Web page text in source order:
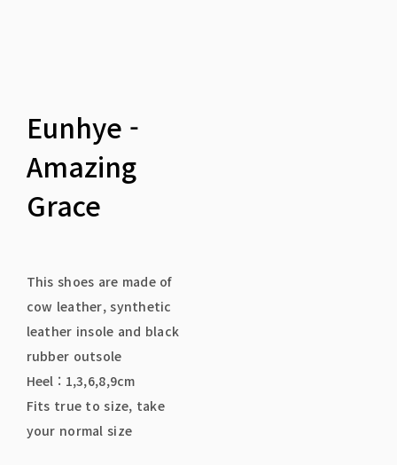
Eunhye -
Amazing
Grace
This shoes are made of
cow leather, synthetic
leather insole and black
rubber outsole
Heel : 1,3,6,8,9cm
Fits true to size, take
your normal size